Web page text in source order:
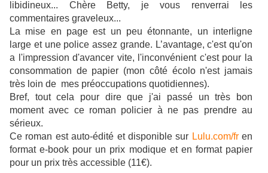
libidineux... Chère Betty, je vous renverrai les
commentaires graveleux...
La mise en page est un peu étonnante, un interligne
large et une police assez grande. L’avantage, c'est qu'on
a l'impression d'avancer vite, l'inconvénient c'est pour la
consommation de papier (mon côté écolo n'est jamais
très loin de mes préoccupations quotidiennes).
Bref, tout cela pour dire que j'ai passé un très bon
moment avec ce roman policier à ne pas prendre au
sérieux.
Ce roman est auto-édité et disponible sur Lulu.com/fren
format e-book pour un prix modique et en format papier
pour un prix très accessible (11€).